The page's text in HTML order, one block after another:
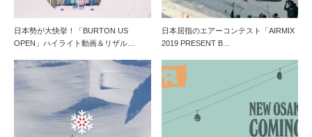
日本勢が大快挙！「BURTON US
OPEN」ハイライト動画＆リザル…
日本屈指のエアーコンテスト「AIRMIX
2019 PRESENT B…